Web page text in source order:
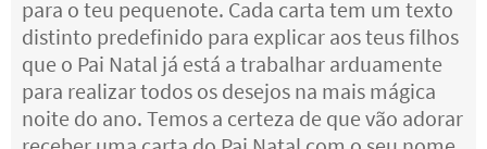
para o teu pequenote. Cada carta tem um texto
distinto predefinido para explicar aos teus filhos
que o Pai Natal já está a trabalhar arduamente
para realizar todos os desejos na mais mágica
noite do ano. Temos a certeza de que vão adorar